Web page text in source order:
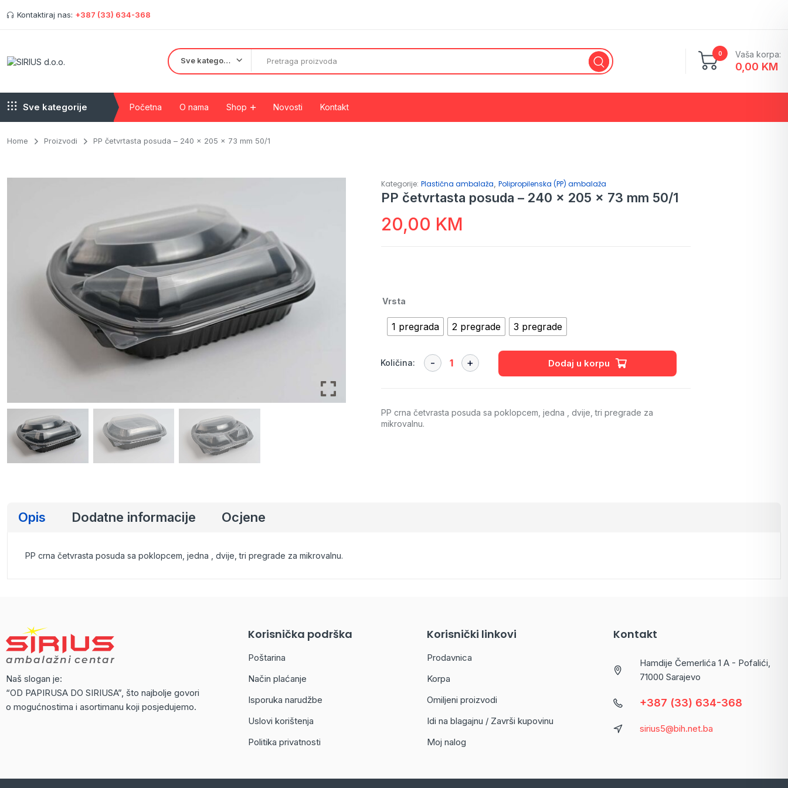
Kontaktiraj nas: +387 (33) 634-368
Sve kategorije
0 Vaša korpa:
0,00 KM
Sve kategorije Početna O nama Shop
Kraft posude
Papirne salvete, ubrusi i toalet papri
Podmetači, stolnjaci i omotni papir
Ambalaža pulpa (šećerna trska)
PE/PVC folije
PVC kese i vreće za smeće
Tanjiri
Polipropilenska (PP) ambalaža
Plastični escajg
Aluminijumske posude i ovali
Stiroporna (PS) ambalaža
Brza rukavica
Novosti Kontakt
Home Proizvodi PP četvrtasta posuda – 240 x 205 x 73 mm 50/1
Kategorije: Plastična ambalaža, Polipropilenska (PP) ambalaža
PP četvrtasta posuda – 240 x 205 x 73 mm 50/1
20,00 KM
Vrsta
1 pregrada 2 pregrade 3 pregrade
Količina: Dodaj u korpu
PP crna četvrasta posuda sa poklopcem, jedna , dvije, tri pregrade za
mikrovalnu.
Opis Dodatne informacije Ocjene
PP crna četvrasta posuda sa poklopcem, jedna , dvije, tri pregrade za mikrovalnu.
Naš slogan je:
“OD PAPIRUSA DO SIRIUSA”, što najbolje govori
o mogućnostima i asortimanu koji posjedujemo.
Korisnička podrška
Poštarina
Način plaćanje
Isporuka narudžbe
Uslovi korištenja
Politika privatnosti
Korisnički linkovi
Prodavnica
Korpa
Omiljeni proizvodi
Idi na blagajnu / Završi kupovinu
Moj nalog
Kontakt
Hamdije Čemerlića 1 A - Pofalići,
71000 Sarajevo
+387 (33) 634-368
sirius5@bih.net.ba